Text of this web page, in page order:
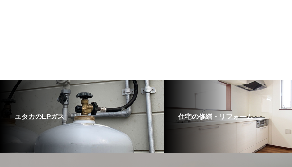
ユタカのLPガス 住宅の修繕・リフォーム